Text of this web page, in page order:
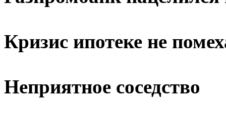
Кризис ипотеке не
Неприятное соседство